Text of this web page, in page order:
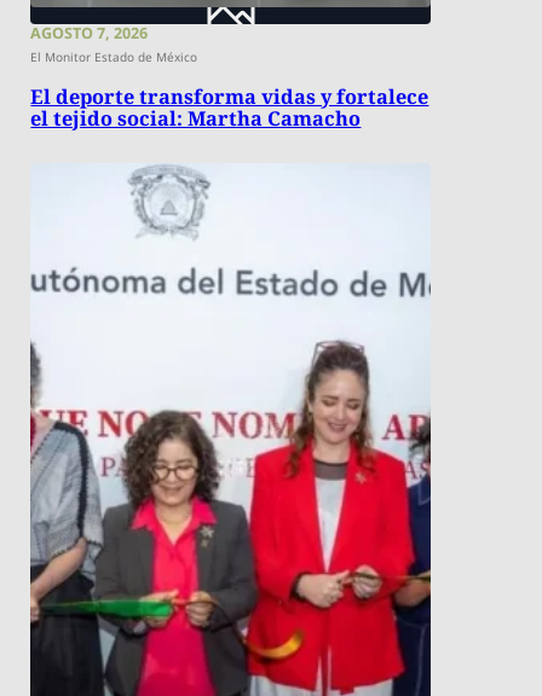
AGOSTO 7, 2026
El Monitor Estado de México
El deporte transforma vidas y fortalece
el tejido social: Martha Camacho